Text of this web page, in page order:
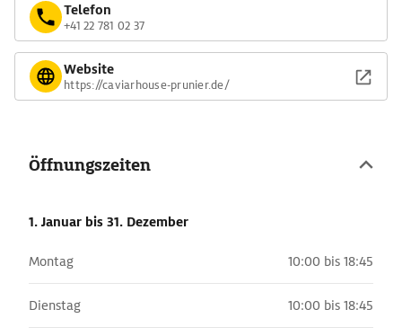
Telefon
+41 22 781 02 37
Website
https://caviarhouse-prunier.de/
Öffnungszeiten
1. Januar bis 31. Dezember
Montag 10:00 bis 18:45
Dienstag 10:00 bis 18:45